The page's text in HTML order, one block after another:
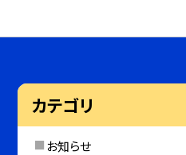
カテゴリ
お知らせ